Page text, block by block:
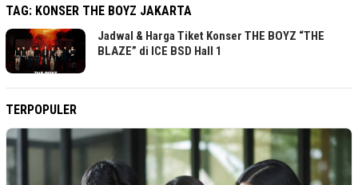
TAG: KONSER THE BOYZ JAKARTA
Jadwal & Harga Tiket Konser THE BOYZ “THE
BLAZE” di ICE BSD Hall 1
TERPOPULER